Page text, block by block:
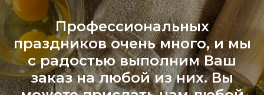
Профессиональных
праздников очень много, и мы
с радостью выполним Ваш
заказ на любой из них. Вы